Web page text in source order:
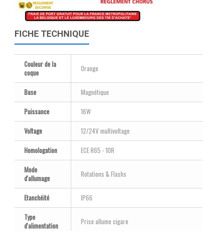
FICHE TECHNIQUE
Couleur de la
coque
Orange
Base
Magnétique
Puissance
16W
Voltage
12/24V multivoltage
Homologation
ECE R65 - 10R
Mode
d'allumage
Rotations & Flashs
Etanchéité
IP66
Type
d'alimentation
Prise allume cigare